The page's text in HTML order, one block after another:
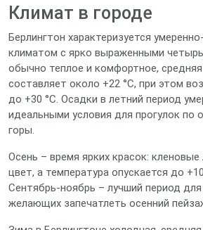
Климат в городе
Берлингтон характеризуется
климатом с ярко выраженными
обычно теплое и комфортное,
составляет около +22 °C, при этом
до +30 °C. Осадки в летний период
идеальными условия для прогулок по
горы.
Осень – время ярких красок:
цвет, а температура опускается до
Сентябрь‑ноябрь – лучший период
желающих запечатлеть осенний